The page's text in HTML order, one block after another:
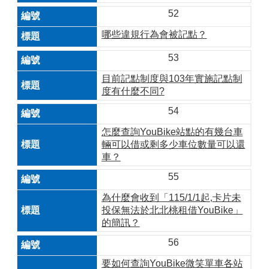
52
哪些違規行為會被記點？
53
目前記點制度與103年實施記點制
度有什麼不同?
54
怎麼查詢YouBike站點的有幾台車
輛可以借或剩多少車位數量可以還
車？
55
為什麼會收到「115/1/1起,卡片未
投保無法於北北桃租借YouBike」
的簡訊？
56
要如何查詢YouBike微笑單車各站